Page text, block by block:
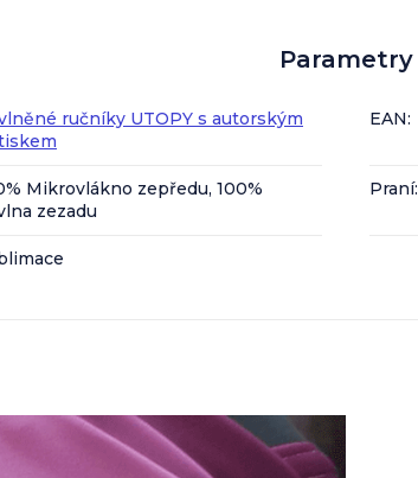
Parametry
ručníky UTOPY s autorským
EAN:
Mikrovlákno zepředu, 100%
zezadu
Praní: